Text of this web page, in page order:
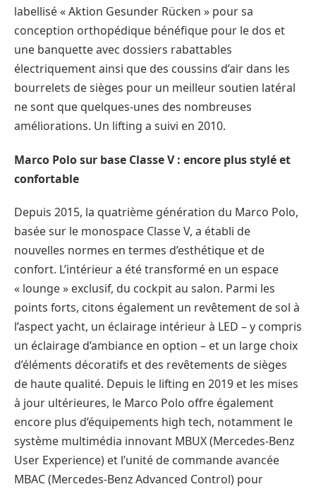
labellisé « Aktion Gesunder Rücken » pour sa
conception orthopédique bénéfique pour le dos et
une banquette avec dossiers rabattables
électriquement ainsi que des coussins d’air dans les
bourrelets de sièges pour un meilleur soutien latéral
ne sont que quelques-unes des nombreuses
améliorations. Un lifting a suivi en 2010.
Marco Polo sur base Classe V : encore plus stylé et
confortable
Depuis 2015, la quatrième génération du Marco Polo,
basée sur le monospace Classe V, a établi de
nouvelles normes en termes d’esthétique et de
confort. L’intérieur a été transformé en un espace
« lounge » exclusif, du cockpit au salon. Parmi les
points forts, citons également un revêtement de sol à
l’aspect yacht, un éclairage intérieur à LED – y compris
un éclairage d’ambiance en option – et un large choix
d’éléments décoratifs et des revêtements de sièges
de haute qualité. Depuis le lifting en 2019 et les mises
à jour ultérieures, le Marco Polo offre également
encore plus d’équipements high tech, notamment le
système multimédia innovant MBUX (Mercedes-Benz
User Experience) et l’unité de commande avancée
MBAC (Mercedes-Benz Advanced Control) pour